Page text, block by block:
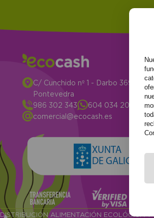
C/ Cunchido nº 1 - Darbo 36940
Pontevedra
986 302 343
604 034 204
comercial@ecocash.es
XUNTA
DE GALICIA
DISTRIBUCIÓN ALIMENTACIÓN ECOLÓGICA